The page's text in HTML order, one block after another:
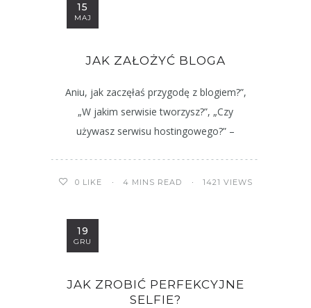
15
MAJ
JAK ZAŁOŻYĆ BLOGA
Aniu, jak zaczęłaś przygodę z blogiem?”,
„W jakim serwisie tworzysz?”, „Czy
używasz serwisu hostingowego?” –
0 LIKE 4 MINS READ 1421 VIEWS
19
GRU
JAK ZROBIĆ PERFEKCYJNE
SELFIE?